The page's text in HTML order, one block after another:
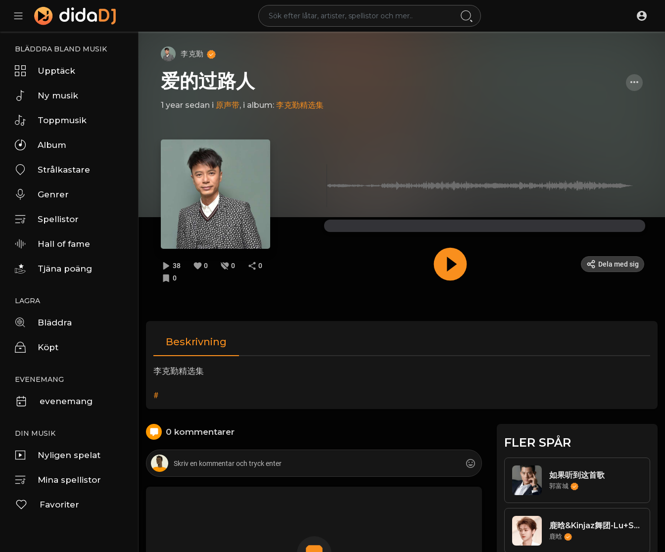
BLÄDDRA BLAND MUSIK
Upptäck
Ny musik
Toppmusik
Album
Strålkastare
Genrer
Spellistor
Hall of fame
Tjäna poäng
LAGRA
Bläddra
Köpt
EVENEMANG
evenemang
DIN MUSIK
Nyligen spelat
Mina spellistor
Favoriter
李克勤
爱的过路人
1 year sedan i 原声带, i album: 李克勤精选集
38 0 0
0
0
Dela med sig
Beskrivning
李克勤精选集
#
0 kommentarer
FLER SPÅR
如果听到这首歌
郭富城
鹿晗&Kinjaz舞团-Lu+Skin to skin(舞蹈串烧)(Live)
鹿晗